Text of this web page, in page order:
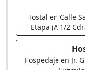
Hostal en Calle
Etapa (A 1/2
Hospedaje en Jr.